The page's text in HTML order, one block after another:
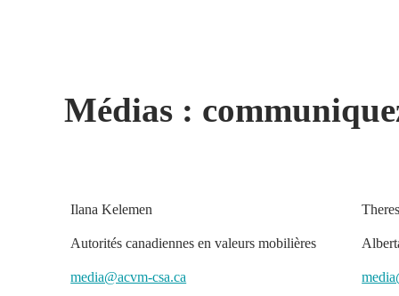
Médias :
Ilana Kelemen
Autorités canadiennes en valeurs mobilières
media@acvm-csa.ca